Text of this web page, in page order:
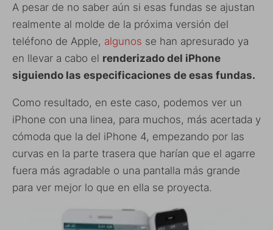
A pesar de no saber aún si esas fundas se ajustan
realmente al molde de la próxima versión del
teléfono de Apple, algunos se han apresurado ya
en llevar a cabo el renderizado del iPhone
siguiendo las especificaciones de esas fundas.
Como resultado, en este caso, podemos ver un
iPhone con una linea, para muchos, más acertada y
cómoda que la del iPhone 4, empezando por las
curvas en la parte trasera que harían que el agarre
fuera más agradable o una pantalla más grande
para ver mejor lo que en ella se proyecta.